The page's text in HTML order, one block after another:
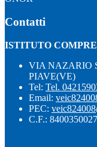
Contatti
ISTITUTO
VIA NAZARIO
PIAVE(VE)
Tel: Tel.
Email:
PEC:
C.F.: